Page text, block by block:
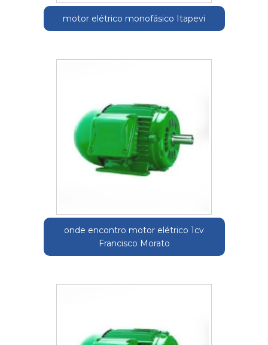
motor elétrico monofásico Itapevi
onde encontro motor elétrico 1cv
Francisco Morato